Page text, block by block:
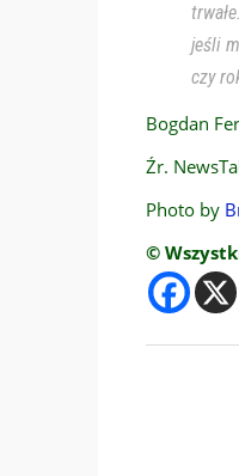
jeśli
czy
Bogdan
Źr.
Photo by
©